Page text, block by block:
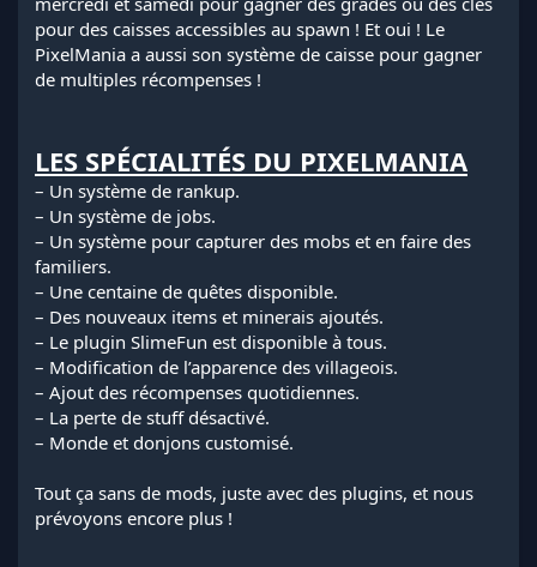
pour des caisses accessibles au spawn ! Et oui ! Le
PixelMania a aussi son système de caisse pour gagner
de multiples récompenses !
LES SPÉCIALITÉS DU PIXELMANIA
– Un système de rankup.
– Un système de jobs.
– Un système pour capturer des mobs et en faire des
familiers.
– Une centaine de quêtes disponible.
– Des nouveaux items et minerais ajoutés.
– Le plugin SlimeFun est disponible à tous.
– Modification de l’apparence des villageois.
– Ajout des récompenses quotidiennes.
– La perte de stuff désactivé.
– Monde et donjons customisé.
Tout ça sans de mods, juste avec des plugins, et nous
prévoyons encore plus !